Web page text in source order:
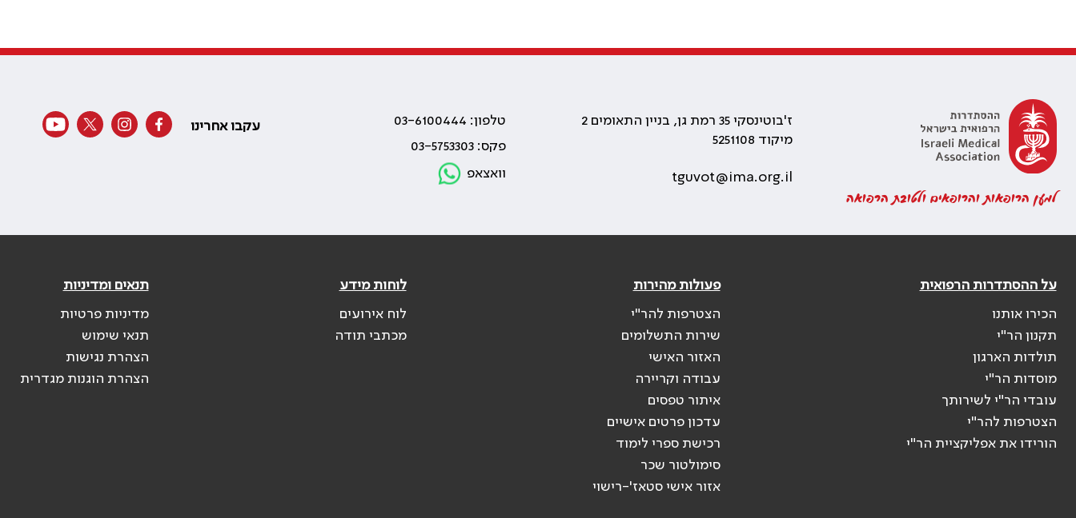
למען הרופאות והרופאים ולטובת הרפואה
ז'בוטינסקי 35 רמת גן, בניין התאומים 2
מיקוד 5251108
tguvot@ima.org.il
טלפון: 03-6100444
פקס: 03-5753303
וואצאפ
עקבו אחרינו
על ההסתדרות הרפואית
הכירו אותנו
תקנון הר"י
תולדות הארגון
מוסדות הר"י
עובדי הר"י לשירותך
הצטרפות להר"י
הורידו את אפליקציית הר"י
פעולות מהירות
הצטרפות להר"י
שירות התשלומים
האזור האישי
עבודה וקריירה
איתור טפסים
עדכון פרטים אישיים
רכישת ספרי לימוד
סימולטור שכר
אזור אישי סטאז'-רישוי
לוחות מידע
לוח אירועים
מכתבי תודה
תנאים ומדיניות
מדיניות פרטיות
תנאי שימוש
הצהרת נגישות
הצהרת הוגנות מגדרית